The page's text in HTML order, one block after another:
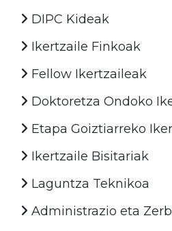
DIPC Kideak
Ikertzaile Finkoak
Fellow Ikertzaileak
Doktoretza Ondoko
Etapa Goiztiarreko
Ikertzaile Bisitariak
Laguntza Teknikoa
Administrazio eta